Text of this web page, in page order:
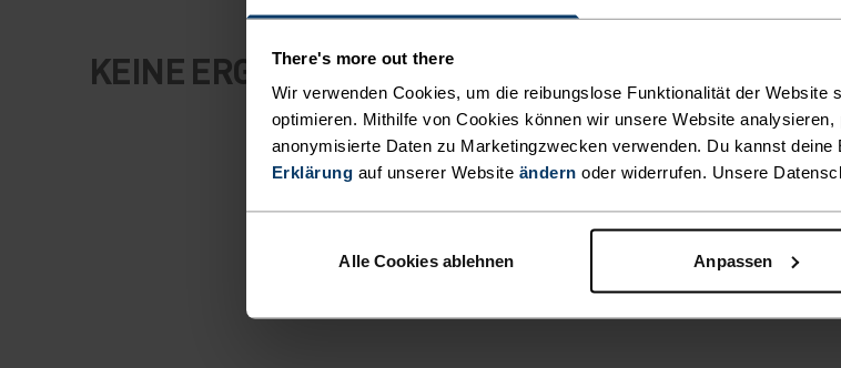
There's more out there
Wir verwenden Cookies, um die reibungslose Funktionalität der
optimieren. Mithilfe von Cookies können wir unsere Website
anonymisierte Daten zu Marketingzwecken verwenden. Du kannst deine
Erklärung auf unserer Website ändern oder widerrufen. Unsere
Alle Cookies ablehnen Anpassen
KEINE ERGEBNISSE